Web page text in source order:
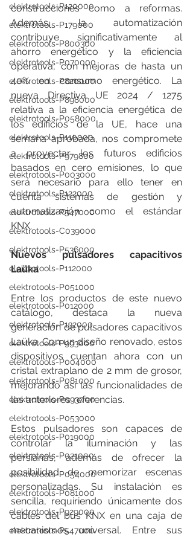
elektrotools-P120000
elektrotools-P179000
elektrotools-P800300
elektrotools-P070000
elektrotools-P820000
elektrotools-P898000
elektrotools-P058000
elektrotools-P110000
elektrotools-P979800
elektrotools-P003000
elektrotools-P122000
elektrotools-P547000
elektrotools-C039000
elektrotools-P536000
elektrotools-P112000
elektrotools-P051000
elektrotools-P012000
elektrotools-P132000
elektrotools-P993000
elektrotools-P004000
elektrotools-P081000
elektrotools-P093000
elektrotools-P053000
elektrotools-P019000
elektrotools-P021000
elektrotools-P054000
elektrotools-P081000
elektrotools-P929000
elektrotools-P547000
construcciones como a reformas.
Además, la automatización
contribuye significativamente al
ahorro energético y la eficiencia
operativa, con mejoras de hasta un
40% en consumo energético. La
nueva Directiva UE 2024 / 1275
relativa a la eficiencia energética de
los edificios de la UE, hace una
semana aprobada, nos compromete
a proyectar los futuros edificios
basados en cero emisiones, lo que
será necesario para ello tener en
cuenta sistemas de gestión y
automatización como el estándar
KNX.
Nuevos pulsadores capacitivos
Laüka
Entre los productos de este nuevo
catálogo, destaca la nueva
generación de pulsadores capacitivos
Laüka. Con un diseño renovado, estos
dispositivos cuentan ahora con un
cristal extraplano de 2 mm de grosor,
mejorando así las funcionalidades de
las anteriores referencias.
Estos pulsadores son capaces de
controlar la iluminación y las
persianas, además de ofrecer la
posibilidad de memorizar escenas
personalizadas. Su instalación es
sencilla, requiriendo únicamente dos
cables del bus KNX en una caja de
mecanismos universal. Entre sus